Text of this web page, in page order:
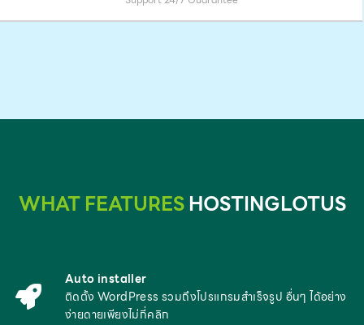
WHAT FEATURESHOSTINGLOTUS
Auto installer
ติดตั้ง WordPress รวมถึงโปรแกรมสำเร็จรูป อื่นๆ ได้อย่าง
ง่ายดายเพียงไม่กี่คลิก